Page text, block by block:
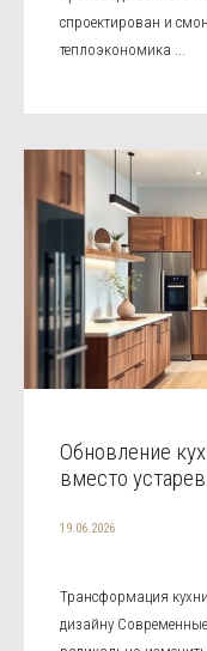
спроектирован и
теплоэкономика ...
Обновление
вместо
19.06.2026
Трансформация
дизайну